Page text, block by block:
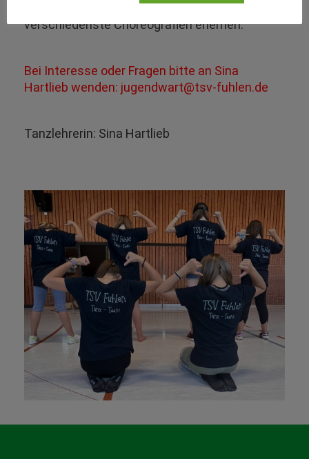
Ihr könnt neue Schritte ausprobieren und
verschiedenste Choreografien erlernen.
Bei Interesse oder Fragen bitte an Sina
Hartlieb wenden: jugendwart@tsv-fuhlen.de
Tanzlehrerin: Sina Hartlieb